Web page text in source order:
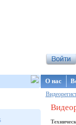
О нас